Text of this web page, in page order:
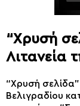
“Χρυσή
Λιτανεία
“Χρυσή
Βελιγραδίου